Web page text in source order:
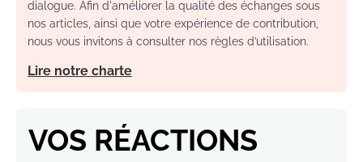
dialogue. Afin d'améliorer la qualité des échanges sous
nos articles, ainsi que votre expérience de contribution,
nous vous invitons à consulter nos règles d’utilisation.
Lire notre charte
VOS RÉACTIONS